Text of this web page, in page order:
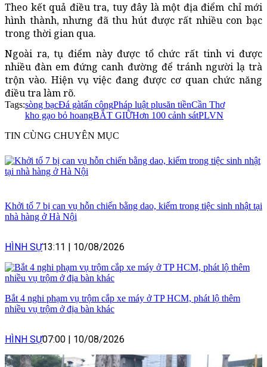
Theo kết quả điều tra, tuy đây là một địa điểm chỉ mới
hình thành, nhưng đã thu hút được rất nhiều con bạc
trong thời gian qua.
Ngoài ra, tụ điểm này được tổ chức rất tinh vi được
nhiều đàn em đứng canh đường để tránh người lạ trà
trộn vào. Hiện vụ việc đang được cơ quan chức năng
điều tra làm rõ.
Tags:sòng bạcĐá gàtấn côngPháp luật plusăn tiềnCần Thơ
kho gạo bỏ hoangBẮT GIỮHơn 100 cảnh sátPLVN
TIN CÙNG CHUYÊN MỤC
Khởi tố 7 bị can vụ hỗn chiến bằng dao, kiếm trong tiệc sinh nhật tại
nhà hàng ở Hà Nội
HÌNH SỰ13:11 10/08/2026
Bắt 4 nghi phạm vụ trộm cắp xe máy ở TP HCM, phát lộ thêm
nhiều vụ trộm ở địa bàn khác
HÌNH SỰ07:00 10/08/2026